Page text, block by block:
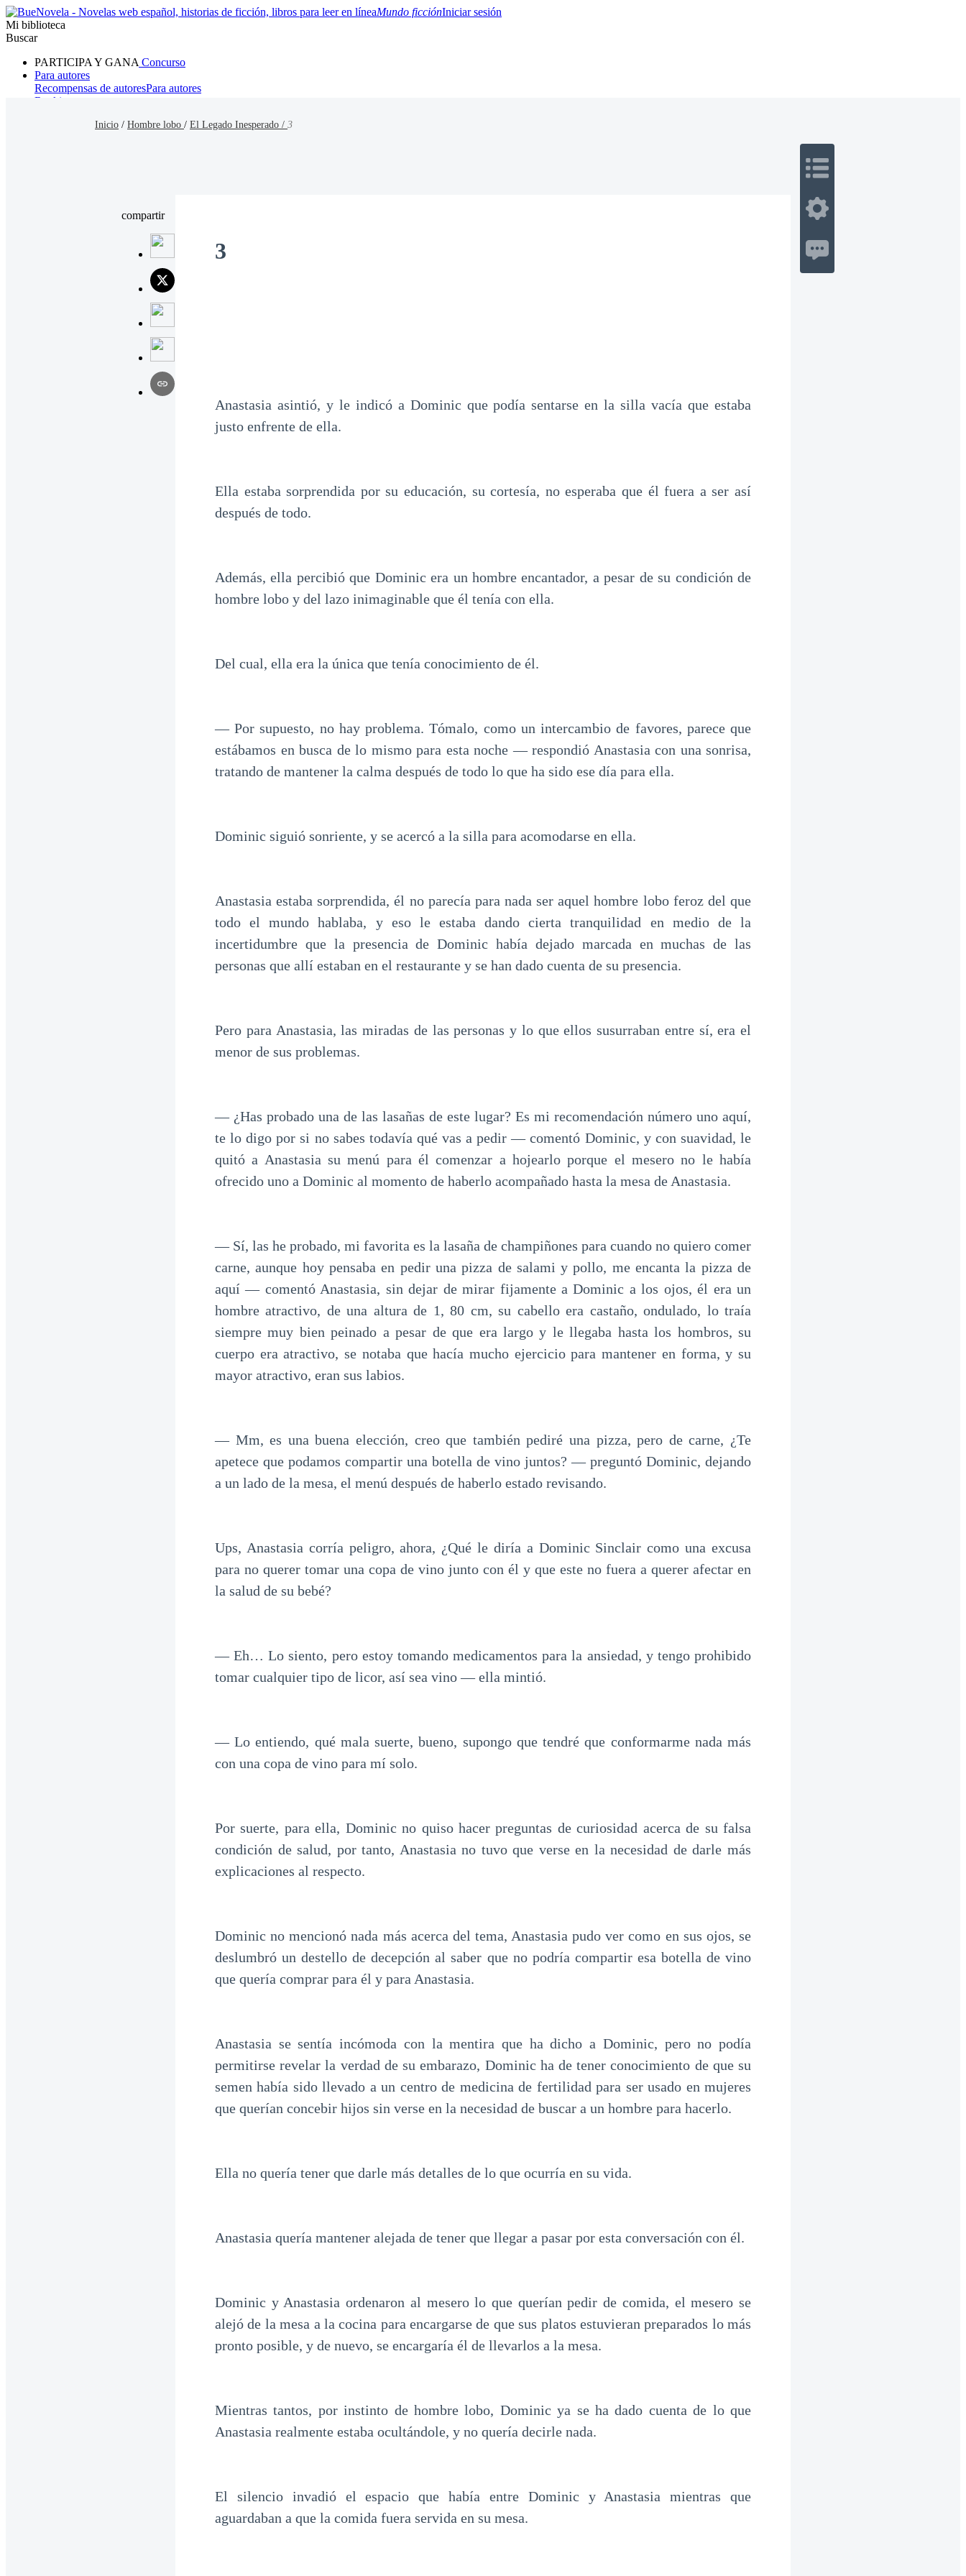
Mundo ficciónIniciar sesión
Mi biblioteca
Buscar
PARTICIPA Y GANA Concurso
Para autores
Recompensas de autoresPara autores
Ranking
Inicio / Hombre lobo / El Legado Inesperado / 3
compartir
3
Anastasia asintió, y le indicó a Dominic que podía sentarse en la silla vacía que estaba
justo enfrente de ella.
Ella estaba sorprendida por su educación, su cortesía, no esperaba que él fuera a ser así
después de todo.
Además, ella percibió que Dominic era un hombre encantador, a pesar de su condición de
hombre lobo y del lazo inimaginable que él tenía con ella.
Del cual, ella era la única que tenía conocimiento de él.
— Por supuesto, no hay problema. Tómalo, como un intercambio de favores, parece que
estábamos en busca de lo mismo para esta noche — respondió Anastasia con una sonrisa,
tratando de mantener la calma después de todo lo que ha sido ese día para ella.
Dominic siguió sonriente, y se acercó a la silla para acomodarse en ella.
Anastasia estaba sorprendida, él no parecía para nada ser aquel hombre lobo feroz del que
todo el mundo hablaba, y eso le estaba dando cierta tranquilidad en medio de la
incertidumbre que la presencia de Dominic había dejado marcada en muchas de las
personas que allí estaban en el restaurante y se han dado cuenta de su presencia.
Pero para Anastasia, las miradas de las personas y lo que ellos susurraban entre sí, era el
menor de sus problemas.
— ¿Has probado una de las lasañas de este lugar? Es mi recomendación número uno aquí,
te lo digo por si no sabes todavía qué vas a pedir — comentó Dominic, y con suavidad, le
quitó a Anastasia su menú para él comenzar a hojearlo porque el mesero no le había
ofrecido uno a Dominic al momento de haberlo acompañado hasta la mesa de Anastasia.
— Sí, las he probado, mi favorita es la lasaña de champiñones para cuando no quiero comer
carne, aunque hoy pensaba en pedir una pizza de salami y pollo, me encanta la pizza de
aquí — comentó Anastasia, sin dejar de mirar fijamente a Dominic a los ojos, él era un
hombre atractivo, de una altura de 1, 80 cm, su cabello era castaño, ondulado, lo traía
siempre muy bien peinado a pesar de que era largo y le llegaba hasta los hombros, su
cuerpo era atractivo, se notaba que hacía mucho ejercicio para mantener en forma, y su
mayor atractivo, eran sus labios.
— Mm, es una buena elección, creo que también pediré una pizza, pero de carne, ¿Te
apetece que podamos compartir una botella de vino juntos? — preguntó Dominic, dejando
a un lado de la mesa, el menú después de haberlo estado revisando.
Ups, Anastasia corría peligro, ahora, ¿Qué le diría a Dominic Sinclair como una excusa
para no querer tomar una copa de vino junto con él y que este no fuera a querer afectar en
la salud de su bebé?
— Eh… Lo siento, pero estoy tomando medicamentos para la ansiedad, y tengo prohibido
tomar cualquier tipo de licor, así sea vino — ella mintió.
— Lo entiendo, qué mala suerte, bueno, supongo que tendré que conformarme nada más
con una copa de vino para mí solo.
Por suerte, para ella, Dominic no quiso hacer preguntas de curiosidad acerca de su falsa
condición de salud, por tanto, Anastasia no tuvo que verse en la necesidad de darle más
explicaciones al respecto.
Dominic no mencionó nada más acerca del tema, Anastasia pudo ver como en sus ojos, se
deslumbró un destello de decepción al saber que no podría compartir esa botella de vino
que quería comprar para él y para Anastasia.
Anastasia se sentía incómoda con la mentira que ha dicho a Dominic, pero no podía
permitirse revelar la verdad de su embarazo, Dominic ha de tener conocimiento de que su
semen había sido llevado a un centro de medicina de fertilidad para ser usado en mujeres
que querían concebir hijos sin verse en la necesidad de buscar a un hombre para hacerlo.
Ella no quería tener que darle más detalles de lo que ocurría en su vida.
Anastasia quería mantener alejada de tener que llegar a pasar por esta conversación con él.
Dominic y Anastasia ordenaron al mesero lo que querían pedir de comida, el mesero se
alejó de la mesa a la cocina para encargarse de que sus platos estuvieran preparados lo más
pronto posible, y de nuevo, se encargaría él de llevarlos a la mesa.
Mientras tantos, por instinto de hombre lobo, Dominic ya se ha dado cuenta de lo que
Anastasia realmente estaba ocultándole, y no quería decirle nada.
El silencio invadió el espacio que había entre Dominic y Anastasia mientras que
aguardaban a que la comida fuera servida en su mesa.